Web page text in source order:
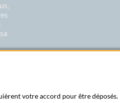
votre accord pour être déposés.